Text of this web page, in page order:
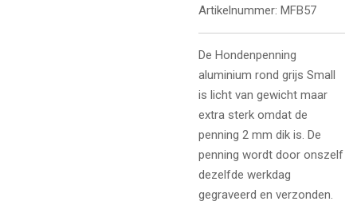
Artikelnummer: MFB57
De Hondenpenning
aluminium rond grijs Small
is licht van gewicht maar
extra sterk omdat de
penning 2 mm dik is. De
penning wordt door onszelf
dezelfde werkdag
gegraveerd en verzonden.